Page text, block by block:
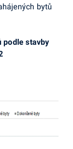
bytů
podle stavby